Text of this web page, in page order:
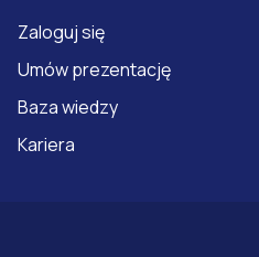
Zaloguj się
Umów prezentację
Baza wiedzy
Kariera